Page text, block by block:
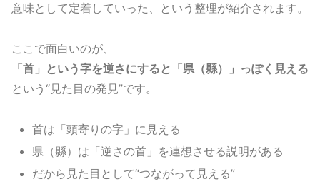
意味として定着していった、という整理が紹介されます。
ここで面白いのが、
「首」という字を逆さにすると「県（縣）」っぽく見える
という“見た目の発見”です。
首は「頭寄りの字」に見える
県（縣）は「逆さの首」を連想させる説明がある
だから見た目として“つながって見える”